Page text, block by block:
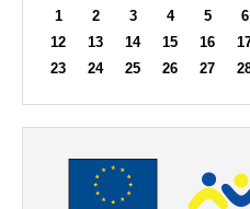
1 2 3 4 5 6
12
13 14 15 16
23
24 25 26 27